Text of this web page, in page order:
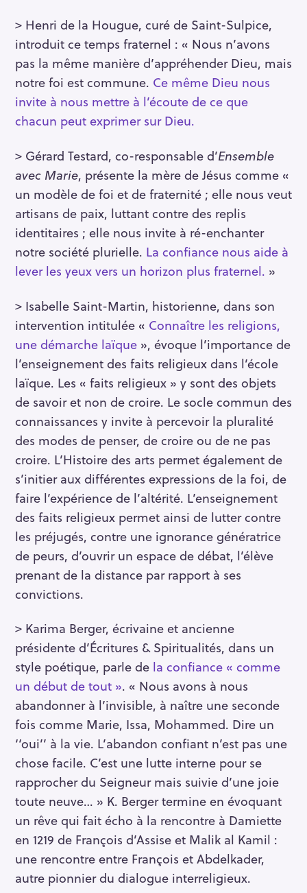
> Henri de la Hougue, curé de Saint-Sulpice,
introduit ce temps fraternel : « Nous n’avons
pas la même manière d’appréhender Dieu, mais
notre foi est commune. Ce même Dieu nous
invite à nous mettre à l’écoute de ce que
chacun peut exprimer sur Dieu.
> Gérard Testard, co-responsable d’Ensemble
avec Marie, présente la mère de Jésus comme «
un modèle de foi et de fraternité ; elle nous veut
artisans de paix, luttant contre des replis
identitaires ; elle nous invite à ré-enchanter
notre société plurielle. La confiance nous aide à
lever les yeux vers un horizon plus fraternel. »
> Isabelle Saint-Martin, historienne, dans son
intervention intitulée « Connaître les religions,
une démarche laïque », évoque l’importance de
l’enseignement des faits religieux dans l’école
laïque. Les « faits religieux » y sont des objets
de savoir et non de croire. Le socle commun des
connaissances y invite à percevoir la pluralité
des modes de penser, de croire ou de ne pas
croire. L’Histoire des arts permet également de
s’initier aux différentes expressions de la foi, de
faire l’expérience de l’altérité. L’enseignement
des faits religieux permet ainsi de lutter contre
les préjugés, contre une ignorance génératrice
de peurs, d’ouvrir un espace de débat, l’élève
prenant de la distance par rapport à ses
convictions.
> Karima Berger, écrivaine et ancienne
présidente d’Écritures & Spiritualités, dans un
style poétique, parle de la confiance « comme
un début de tout ». « Nous avons à nous
abandonner à l’invisible, à naître une seconde
fois comme Marie, Issa, Mohammed. Dire un
‘‘oui’’ à la vie. L’abandon confiant n’est pas une
chose facile. C’est une lutte interne pour se
rapprocher du Seigneur mais suivie d’une joie
toute neuve… » K. Berger termine en évoquant
un rêve qui fait écho à la rencontre à Damiette
en 1219 de François d’Assise et Malik al Kamil :
une rencontre entre François et Abdelkader,
autre pionnier du dialogue interreligieux.